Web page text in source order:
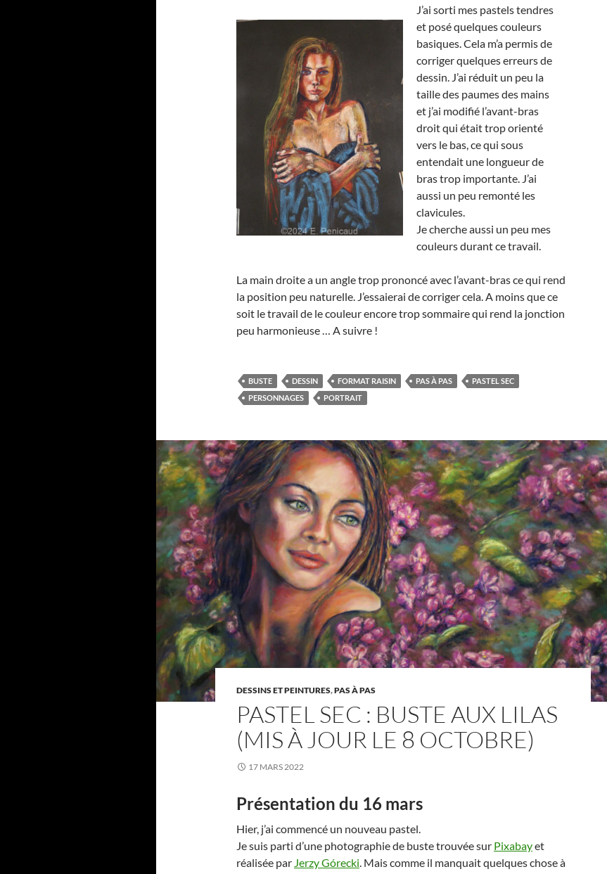
J’ai sorti mes pastels tendres
et posé quelques couleurs
basiques. Cela m’a permis de
corriger quelques erreurs de
dessin. J’ai réduit un peu la
taille des paumes des mains
et j’ai modifié l’avant-bras
droit qui était trop orienté
vers le bas, ce qui sous
entendait une longueur de
bras trop importante. J’ai
aussi un peu remonté les
clavicules.
Je cherche aussi un peu mes
couleurs durant ce travail.
La main droite a un angle trop prononcé avec l’avant-bras ce qui rend
la position peu naturelle. J’essaierai de corriger cela. A moins que ce
soit le travail de le couleur encore trop sommaire qui rend la jonction
peu harmonieuse … A suivre !
BUSTE DESSIN FORMAT RAISIN PAS À PAS
PASTEL SEC
PERSONNAGES
PORTRAIT
DESSINS ET PEINTURES,PAS À PAS
PASTEL SEC : BUSTE AUX LILAS
(MIS À JOUR LE 8 OCTOBRE)
17 MARS 2022
Présentation du 16 mars
Hier, j’ai commencé un nouveau pastel.
Je suis parti d’une photographie de buste trouvée sur Pixabayet
réalisée par Jerzy Górecki . Mais comme il manquait quelques chose à